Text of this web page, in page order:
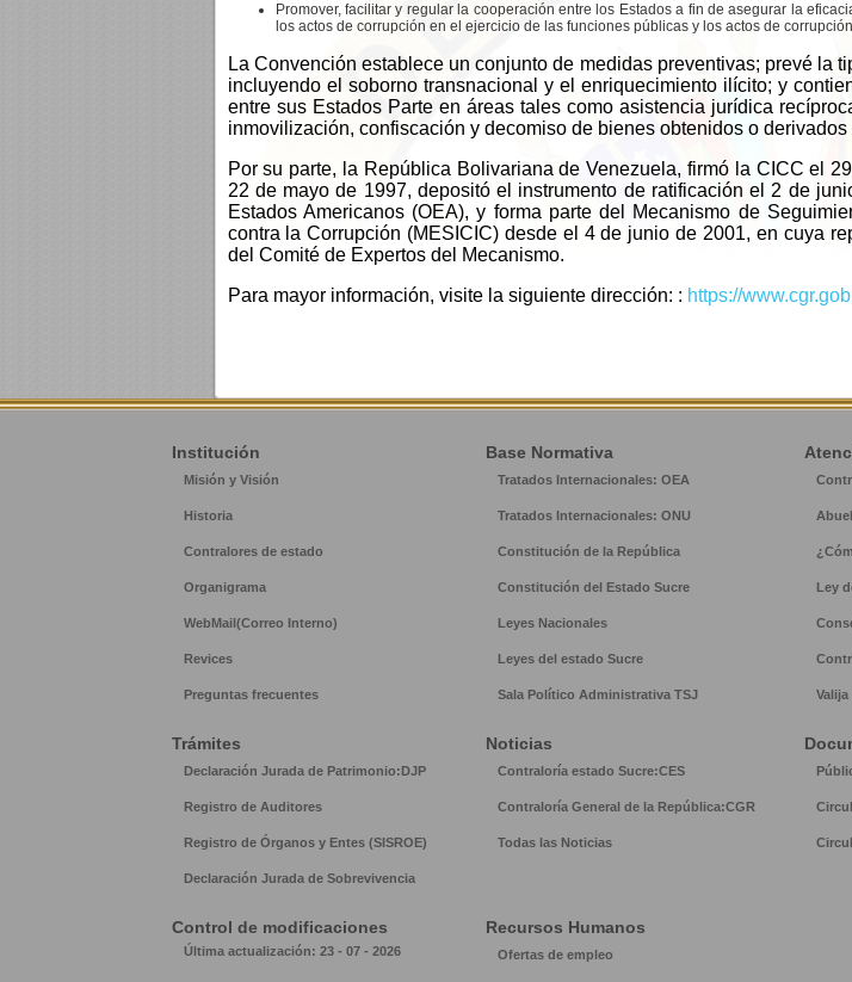
Promover, facilitar y regular la cooperación entre los Estados a fin de asegurar la
los actos de corrupción en el ejercicio de las funciones públicas y los actos de
La Convención establece un conjunto de medidas preventivas; prevé la
incluyendo el soborno transnacional y el enriquecimiento ilícito; y
entre sus Estados Parte en áreas tales como asistencia jurídica
inmovilización, confiscación y decomiso de bienes obtenidos o
Por su parte, la República Bolivariana de Venezuela, firmó la CICC el
22 de mayo de 1997, depositó el instrumento de ratificación el 2 de
Estados Americanos (OEA), y forma parte del Mecanismo de
contra la Corrupción (MESICIC) desde el 4 de junio de 2001, en cuya
del Comité de Expertos del Mecanismo.
Para mayor información, visite la siguiente dirección: : https://
Institución Base Normativa
Misión y Visión Tratados Internacionales: OEA
Historia Tratados Internacionales: ONU
Contralores de estado Constitución de la República
Organigrama Constitución del Estado Sucre Ley
WebMail(Correo Interno) Leyes Nacionales
Revices Leyes del estado Sucre
Preguntas frecuentes Sala Político Administrativa TSJ
Trámites Noticias
Declaración Jurada de Patrimonio:DJP Contraloría estado Sucre:CES
Registro de Auditores Contraloría General de la República:CGR
Registro de Órganos y Entes (SISROE) Todas las Noticias
Declaración Jurada de Sobrevivencia
Control de modificaciones Recursos Humanos
Última actualización: 23 - 07 - 2026 Ofertas de empleo